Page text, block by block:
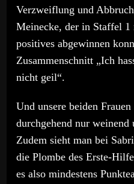
Verzweiflung und
Meinecke, der in Staffel 1
positives abgewinnen
Zusammenschnitt „Ich
nicht geil“.
Und unsere beiden
durchgehend nur
Zudem sieht man bei
die Plombe des Erste-
es also mindestens